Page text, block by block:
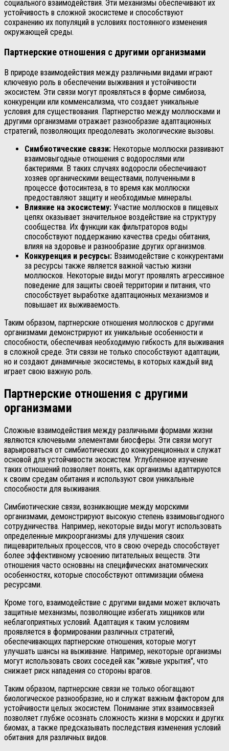
социального взаимодействия. Эти механизмы обеспечивают их
устойчивость в сложной экосистеме и способствуют
сохранению их популяций в условиях постоянного изменения
окружающей среды.
Партнерские отношения с другими организмами
В природе взаимодействия между различными видами играют
ключевую роль в обеспечении выживания и устойчивости
экосистем. Эти связи могут проявляться в форме симбиоза,
конкуренции или комменсализма, что создает уникальные
условия для существования. Партнерство между моллюсками и
другими организмами отражает разнообразие адаптационных
стратегий, позволяющих преодолевать экологические вызовы.
Симбиотические связи: Некоторые моллюски развивают
взаимовыгодные отношения с водорослями или
бактериями. В таких случаях водоросли обеспечивают
хозяев органическими веществами, полученными в
процессе фотосинтеза, в то время как моллюски
предоставляют защиту и необходимые минералы.
Влияние на экосистему: Участие моллюсков в пищевых
цепях оказывает значительное воздействие на структуру
сообщества. Их функции как фильтраторов воды
способствуют поддержанию качества среды обитания,
влияя на здоровье и разнообразие других организмов.
Конкуренция и ресурсы: Взаимодействие с конкурентами
за ресурсы также является важной частью жизни
моллюсков. Некоторые виды могут проявлять агрессивное
поведение для защиты своей территории и питания, что
способствует выработке адаптационных механизмов и
повышает их выживаемость.
Таким образом, партнерские отношения моллюсков с другими
организмами демонстрируют их уникальные особенности и
способности, обеспечивая необходимую гибкость для выживания
в сложной среде. Эти связи не только способствуют адаптации,
но и создают динамичные экосистемы, в которых каждый вид
играет свою важную роль.
Партнерские отношения с другими
организмами
Сложные взаимодействия между различными формами жизни
являются ключевыми элементами биосферы. Эти связи могут
варьироваться от симбиотических до конкуренционных и служат
основой для устойчивости экосистем. Углубленное изучение
таких отношений позволяет понять, как организмы адаптируются
к своим средам обитания и используют свои уникальные
способности для выживания.
Симбиотические связи, возникающие между морскими
организмами, демонстрируют высокую степень взаимовыгодного
сотрудничества. Например, некоторые виды могут использовать
определенные микроорганизмы для улучшения своих
пищеварительных процессов, что в свою очередь способствует
более эффективному усвоению питательных веществ. Эти
отношения часто основаны на специфических анатомических
особенностях, которые способствуют оптимизации обмена
ресурсами.
Кроме того, взаимодействие с другими видами может включать
защитные механизмы, позволяющие избегать хищников или
неблагоприятных условий. Адаптация к таким условиям
проявляется в формировании различных стратегий,
обеспечивающих партнерские отношения, которые могут
улучшать шансы на выживание. Например, некоторые организмы
могут использовать своих соседей как "живые укрытия", что
снижает риск нападения со стороны врагов.
Таким образом, партнерские связи не только обогащают
биологическое разнообразие, но и служат важным фактором для
устойчивости целых экосистем. Понимание этих взаимосвязей
позволяет глубже осознать сложность жизни в морских и других
биомах, а также предсказывать последствия изменения условий
обитания для различных видов.